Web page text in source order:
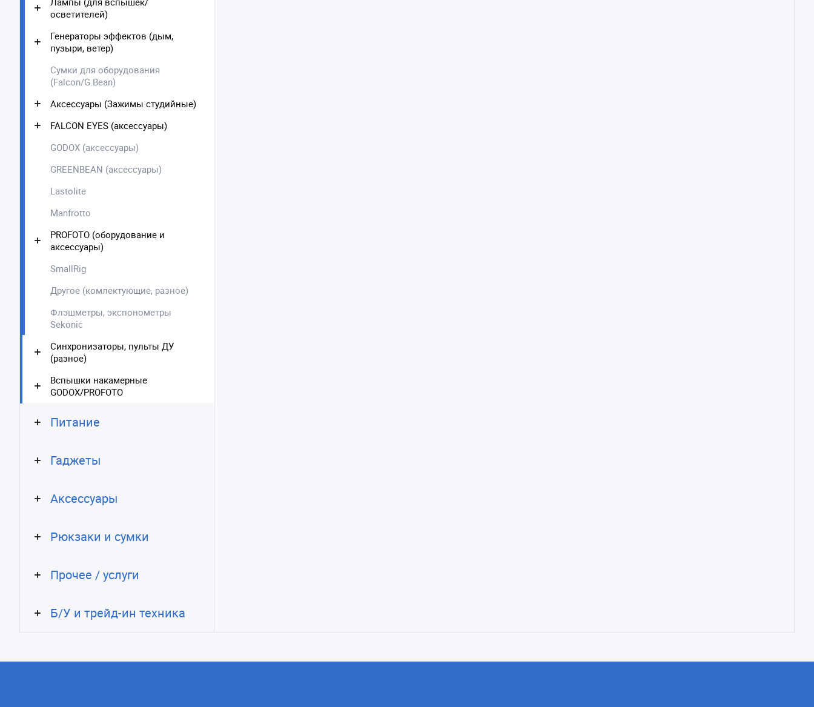
осветителей)
Генераторы эффектов (дым,
пузыри, ветер)
Сумки для оборудования
(Falcon/G.Bean)
Аксессуары (Зажимы студийные)
FALCON EYES (аксессуары)
GODOX (аксессуары)
GREENBEAN (аксессуары)
Lastolite
Manfrotto
PROFOTO (оборудование и
аксессуары)
SmallRig
Другое (комлектующие, разное)
Флэшметры, экспонометры
Sekonic
Синхронизаторы, пульты ДУ
(разное)
Вспышки накамерные
GODOX/PROFOTO
Питание
Гаджеты
Аксессуары
Рюкзаки и сумки
Прочее / услуги
Б/У и трейд-ин техника